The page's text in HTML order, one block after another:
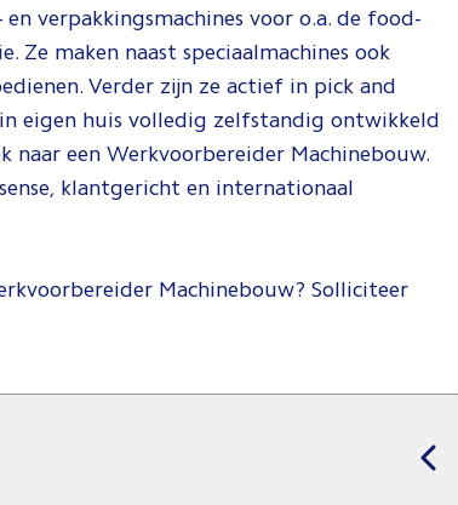
weten waar
dat kan
Check de
om te zien
wij dat doen!
verpakkingsmachines voor o.a. de food-
Ze maken naast speciaalmachines ook
Verder zijn ze actief in pick and
in eigen huis volledig zelfstandig ontwikkeld
een Werkvoorbereider Machinebouw.
klantgericht en internationaal
Machinebouw? Solliciteer